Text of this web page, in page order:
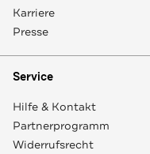
Karriere
Presse
Service
Hilfe & Kontakt
Partnerprogramm
Widerrufsrecht